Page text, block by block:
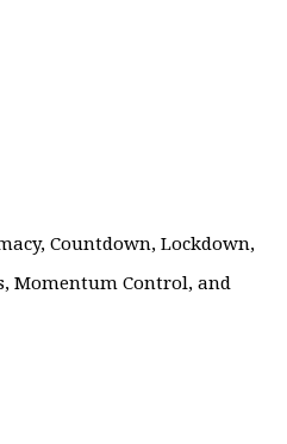
Countdown, Lockdown,
Momentum Control, and